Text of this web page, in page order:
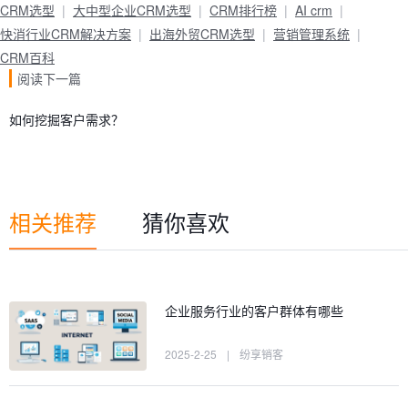
CRM选型
大中型企业CRM选型 CRM排行榜
AI crm
快消行业CRM解决方案
出海外贸CRM选型
营销管理系统
CRM百科
阅读下一篇
如何挖掘客户需求？
相关推荐 猜你喜欢
企业服务行业的客户群体有哪些
2025-2-25 | 纷享销客